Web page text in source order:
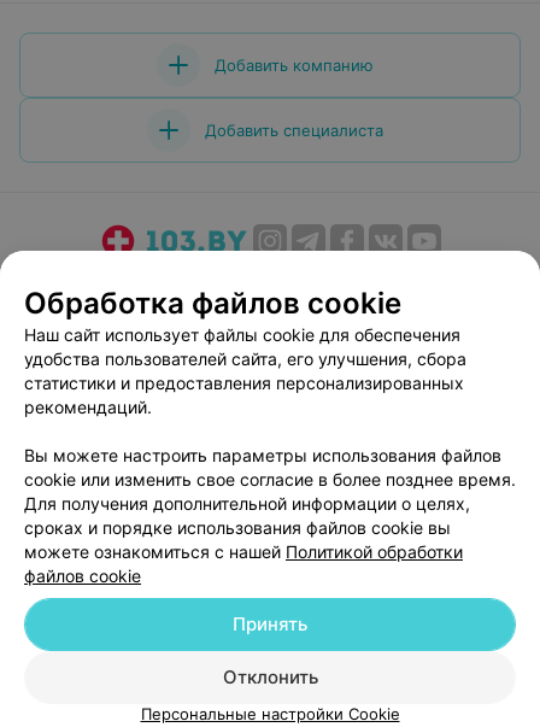
Добавить компанию
Добавить специалиста
Медицинский маркетинг
Публичный договор
Пользовательское соглашение
Способы оплаты
Вакансии
Партнеры
Написать руководителю 103.by
Персональные настройки cookie
Обработка персональных данных
© 2026 ООО «Артокс Лаб», УНП 191700409| 220012, Республика Беларусь,
г. Минск, улица Толбухина, 2, пом. 16 | help@103.by
Обработка файлов cookie
Наш сайт использует файлы cookie для обеспечения
удобства пользователей сайта, его улучшения, сбора
статистики и предоставления персонализированных
рекомендаций.
Вы можете настроить параметры использования файлов
cookie или изменить свое согласие в более позднее время.
Для получения дополнительной информации о целях,
сроках и порядке использования файлов cookie вы
можете ознакомиться с нашей Политикой обработки
файлов cookie
Отклонить
Принять
Персональные настройки Cookie